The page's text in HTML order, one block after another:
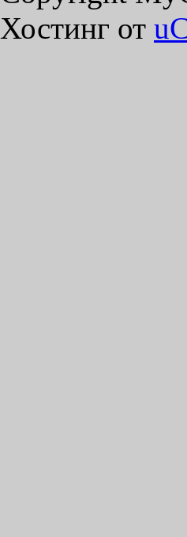
Хостинг от